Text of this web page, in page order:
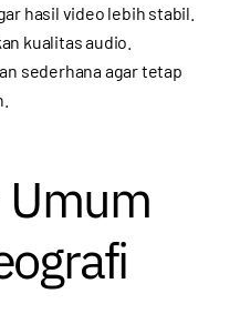
hasil video lebih stabil.
kualitas audio.
sederhana agar tetap
Umum